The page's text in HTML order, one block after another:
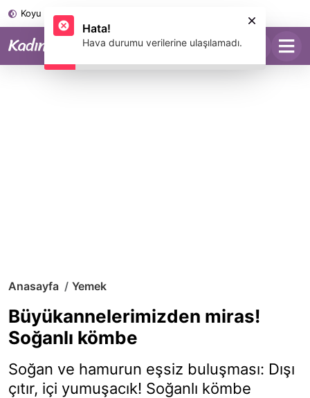
Koyu Mod
Anasayfa Yemek
Büyükannelerimizden miras!
Soğanlı kömbe
Soğan ve hamurun eşsiz buluşması: Dışı
çıtır, içi yumuşacık! Soğanlı kömbe